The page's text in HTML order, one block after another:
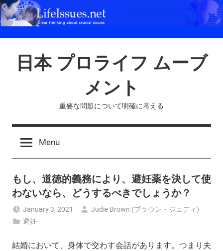
Skip
to
日本 プロライフ ムーブ
メント
重要な問題について明確に考える
Menu
もし、道徳的義務により、避妊薬を決して使
わないなら、どうするべきでしょうか？
January 3, 2021
Judie Brown (ブラウン・ジュディ)
避妊
結婚において、身体で交わす会話があります。つまり夫